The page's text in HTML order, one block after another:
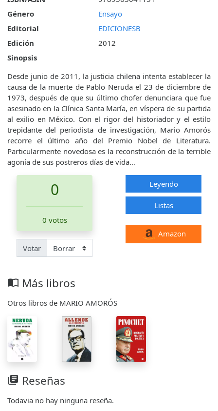
Género
Ensayo
Editorial
EDICIONESB
Edición
2012
Sinopsis
Desde junio de 2011, la justicia chilena intenta establecer la
causa de la muerte de Pablo Neruda el 23 de diciembre de
1973, después de que su último chofer denunciara que fue
asesinado en la Clínica Santa María, en víspera de su partida
al exilio en México. Con el rigor del historiador y el estilo
trepidante del periodista de investigación, Mario Amorós
recorre el último año del Premio Nobel de Literatura.
Particularmente novedosa es la reconstrucción de la terrible
agonía de sus postreros días de vida…
0
0 votos
Votar
Leyendo
Listas
Amazon
import_contacts Más libros
Otros libros de MARIO AMORÓS
library_books Reseñas
Todavia no hay ninguna reseña.